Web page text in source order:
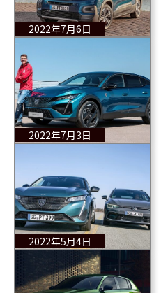
2022年7月6日
2022年7月3日
2022年5月4日